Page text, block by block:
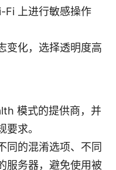
Fi 上进行敏感操作
变化，选择透明度高
模式的提供商，并
求。
同的混淆选项、不同
服务器，避免使用被